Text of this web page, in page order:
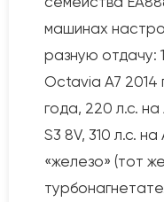
машинах
разную отдачу:
Octavia A7 2014
года, 220 л.с. на
S3 8V, 310 л.с.
«железо» (тот